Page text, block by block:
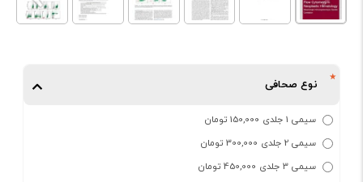
نوع صحافی
سیمی 1 جلدی 150,000 تومان
سیمی 2 جلدی 300,000 تومان
سیمی 3 جلدی 450,000 تومان